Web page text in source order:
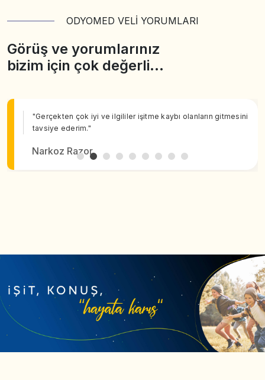
ODYOMED VELİ YORUMLARI
Görüş ve yorumlarınız
bizim için çok değerli…
"Gerçekten çok iyi ve ilgililer işitme kaybı olanların gitmesini
tavsiye ederim."
Narkoz Razor